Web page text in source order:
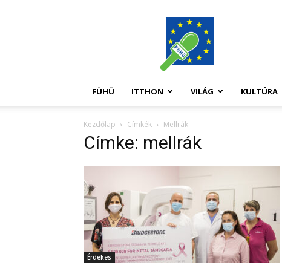
FüHü
FÜHÜ ITTHON VILÁG KULTÚRA
Kezdőlap Címkék Mellrák
Címke: mellrák
Érdekes